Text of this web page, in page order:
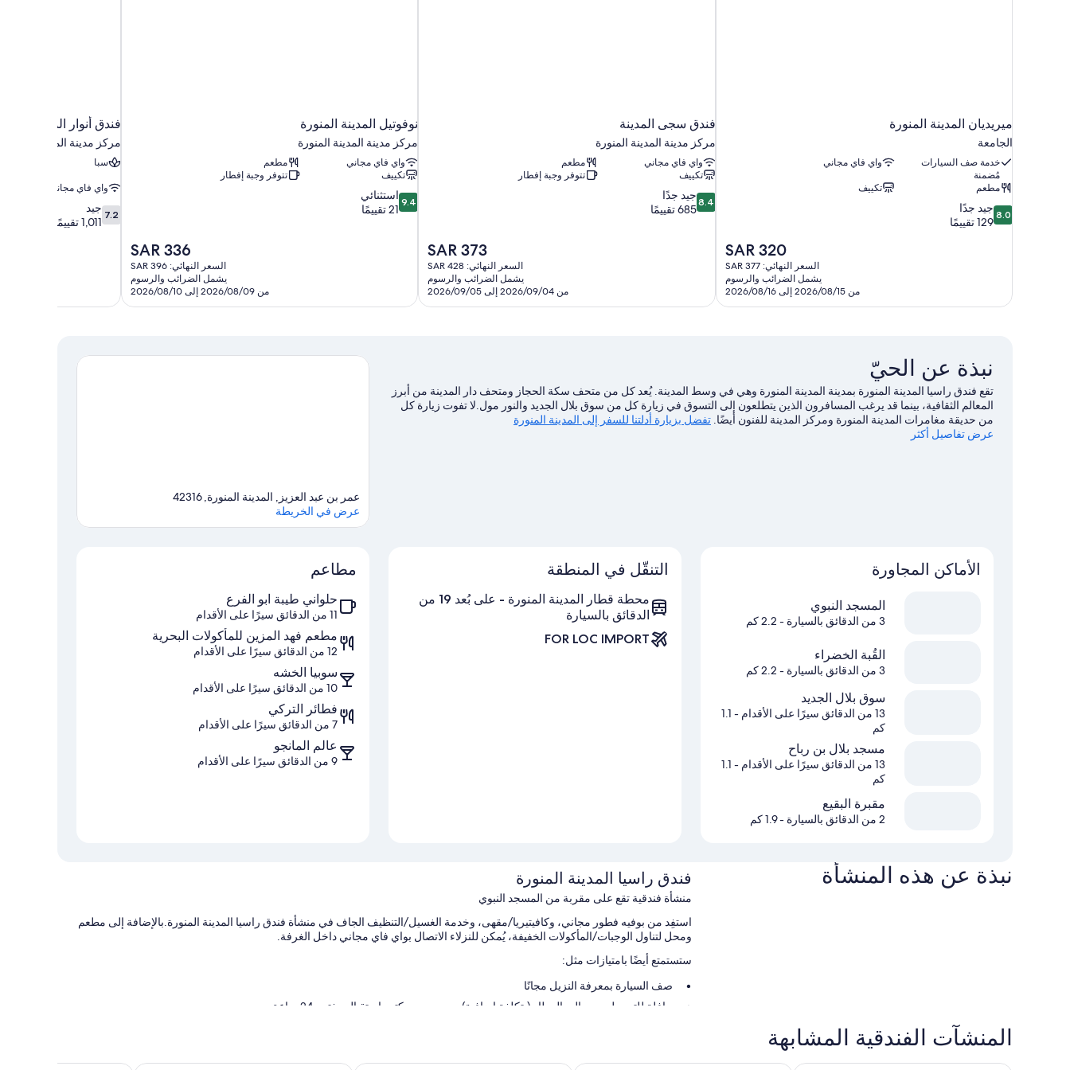
ميريديان المدينة المنورة
الجامعة
خدمة صف السيارات
مُضمنة
واي فاي مجاني
مطعم
تكييف
8.0
من
8.0 جيد جدًا
129 تقييمًا
السعر
الحالي
هو
SAR
320
SAR 320
السعر النهائي: SAR 377
يشمل الضرائب والرسوم
من 2026/08/15 إلى 2026/08/16
فندق سجى المدينة
مركز مدينة المدينة المنورة
واي فاي مجاني
مطعم
تكييف
تتوفر وجبة إفطار
8.4
من
8.4 جيد جدًا
685 تقييمًا
السعر
الحالي
هو
SAR
373
SAR 373
السعر النهائي: SAR 428
يشمل الضرائب والرسوم
من 2026/09/04 إلى 2026/09/05
نوفوتيل المدينة المنورة
مركز مدينة المدينة المنورة
واي فاي مجاني
مطعم
تكييف
تتوفر وجبة إفطار
9.4
من
9.4استثنائي
21 تقييمًا
السعر
الحالي
هو
SAR
336
SAR 336
السعر النهائي: SAR 396
يشمل الضرائب والرسوم
من 2026/08/09 إلى 2026/08/10
فندق أنوار المدينة
مركز مدينة المدينة المنورة
سبا
واي فاي مجاني
7.2
من
7.2 جيد
1,011 تقييمًا
نبذة عن الحيّ
تقع فندق راسيا المدينة المنورة بمدينة المدينة المنورة وهي في وسط المدينة. يُعد كل من متحف سكة الحجاز ومتحف دار المدينة من أبرز
المعالم الثقافية، بينما قد يرغب المسافرون الذين يتطلعون إلى التسوق في زيارة كل من سوق بلال الجديد والنور مول.لا تفوت زيارة كل
من حديقة مغامرات المدينة المنورة ومركز المدينة للفنون أيضًا. تفضل بزيارة أدلتنا للسفر إلى المدينة المنورة
عرض تفاصيل أكثر
عمر بن عبد العزيز, المدينة المنورة, 42316
عرض في الخريطة
الأماكن المجاورة
المسجد النبوي
3 من الدقائق بالسيارة - 2.2 كم
القُبة الخضراء
3 من الدقائق بالسيارة - 2.2 كم
سوق بلال الجديد
13 من الدقائق سيرًا على الأقدام
- 1.1
كم
مسجد بلال بن رباح
13 من الدقائق سيرًا على الأقدام
- 1.1
كم
مقبرة البقيع
2 من الدقائق بالسيارة - 1.9 كم
التنقّل في المنطقة
محطة قطار المدينة المنورة - على بُعد 19 من
الدقائق بالسيارة
FOR LOC IMPORT
مطاعم
حلواني طيبة ابو الفرع
11 من الدقائق سيرًا على الأقدام
مطعم فهد المزين للمأكولات البحرية
12 من الدقائق سيرًا على الأقدام
سوبيا الخشه
10 من الدقائق سيرًا على الأقدام
فطائر التركي
7 من الدقائق سيرًا على الأقدام
عالم المانجو
9 من الدقائق سيرًا على الأقدام
نبذة عن هذه المنشأة فندق راسيا المدينة المنورة
منشأة فندقية تقع على مقربة من المسجد النبوي
استفِد من بوفيه فطور مجاني، وكافيتيريا/مقهى، وخدمة الغسيل/التنظيف الجاف في منشأة فندق راسيا المدينة المنورة.بالإضافة إلى مطعم
ومحل لتناول الوجبات/المأكولات الخفيفة، يُمكن للنزلاء الاتصال بواي فاي مجاني داخل الغرفة.
ستستمتع أيضًا بامتيازات مثل:
صف السيارة بمعرفة النزيل مجانًا
حافلة للتوصيل من وإلى المطار (بتكلفة إضافية)، ومصعد، ومكتب استقبال مفتوح 24 ساعة
المنشآت الفندقية المشابهة